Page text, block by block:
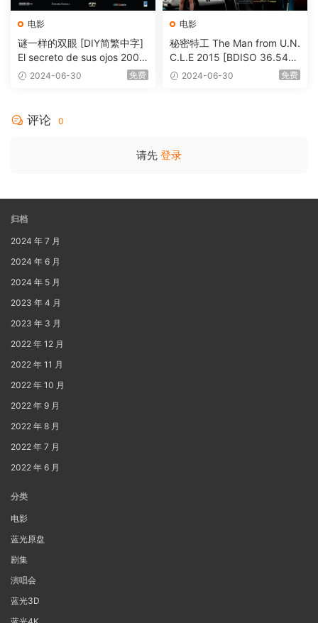
电影
谜一样的双眼 [DIY简繁中字]
El secreto de sus ojos 2009
1080p Blu-ray AVC DTS-HD
2024-06-30 免费
电影
秘密特工 The Man from U.N.
C.L.E 2015 [BDISO 36.54G
B] 2024-06-30 免费
评论 0
请先 登录
归档
2024 年 7 月
2024 年 6 月
2024 年 5 月
2023 年 4 月
2023 年 3 月
2022 年 12 月
2022 年 11 月
2022 年 10 月
2022 年 9 月
2022 年 8 月
2022 年 7 月
2022 年 6 月
分类
电影
蓝光原盘
剧集
演唱会
蓝光3D